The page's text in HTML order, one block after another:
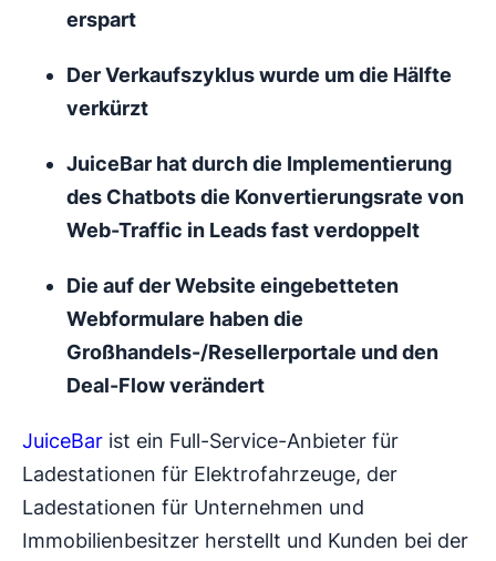
erspart
Der Verkaufszyklus wurde um die Hälfte
verkürzt
JuiceBar hat durch die Implementierung
des Chatbots die Konvertierungsrate von
Web-Traffic in Leads fast verdoppelt
Die auf der Website eingebetteten
Webformulare haben die
Großhandels-/Resellerportale und den
Deal-Flow verändert
JuiceBar ist ein Full-Service-Anbieter für
Ladestationen für Elektrofahrzeuge, der
Ladestationen für Unternehmen und
Immobilienbesitzer herstellt und Kunden bei der